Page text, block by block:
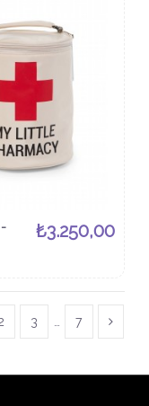
₺3.250,00
3 7